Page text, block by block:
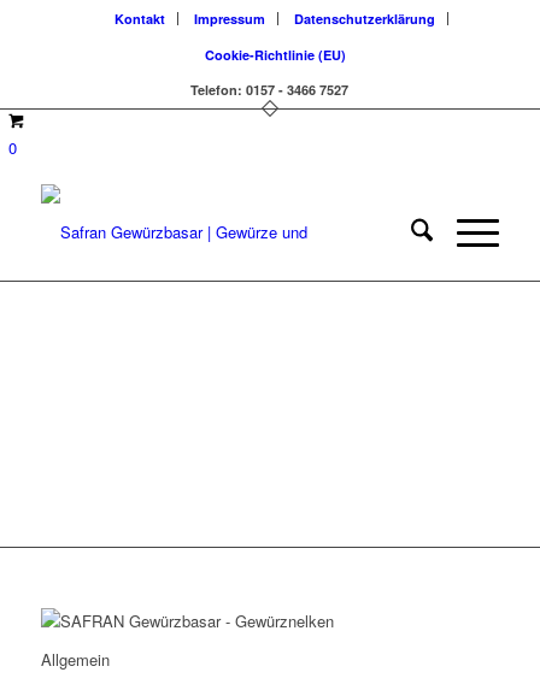
Kontakt Impressum
Datenschutzerklärung
Cookie-Richtlinie (EU)
Telefon: 0157 - 3466 7527
0
Allgemein